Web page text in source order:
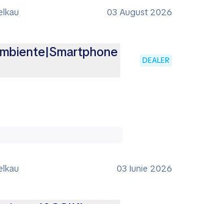
03 August 2026
DEALER
03 Iunie 2026